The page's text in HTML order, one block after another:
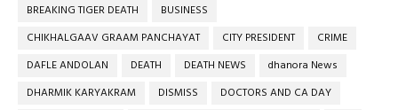
BREAKING TIGER DEATH
BUSINESS
CHIKHALGAAV GRAAM PANCHAYAT
CITY PRESIDENT
CRIME
DAFLE ANDOLAN
DEATH DEATH NEWS
dhanora News
DHARMIK KARYAKRAM
DISMISS
DOCTORS AND CA DAY